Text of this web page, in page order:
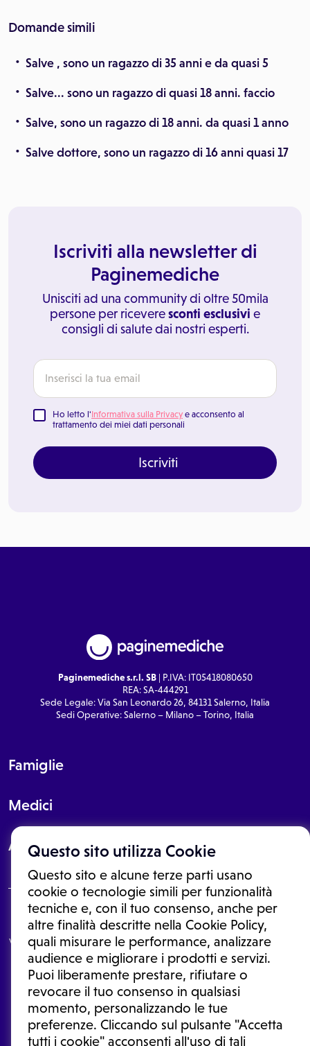
Questo sito utilizza Cookie
Questo sito e alcune terze parti usano
cookie o tecnologie simili per funzionalità
tecniche e, con il tuo consenso, anche per
altre finalità descritte nella Cookie Policy,
quali misurare le performance, analizzare
audience e migliorare i prodotti e servizi.
Puoi liberamente prestare, rifiutare o
revocare il tuo consenso in qualsiasi
momento, personalizzando le tue
preferenze. Cliccando sul pulsante "Accetta
tutti i cookie" acconsenti all'uso di tali
Domande simili
Salve , sono un ragazzo di 35 anni e da quasi 5
Salve... sono un ragazzo di quasi 18 anni. faccio
Salve, sono un ragazzo di 18 anni. da quasi 1 anno
Salve dottore, sono un ragazzo di 16 anni quasi 17
Iscriviti alla newsletter di
Paginemediche
Unisciti ad una community di oltre 50mila
persone per riceveresconti esclusivi e
consigli di salute dai nostri esperti.
Ho letto l'Informativa sulla Privacy e acconsento al
trattamento dei miei dati personali
Iscriviti
Paginemediche s.r.l. SB| P.IVA: IT05418080650
REA: SA-444291
Sede Legale: Via San Leonardo 26, 84131 Salerno, Italia
Sedi Operative: Salerno – Milano – Torino, Italia
Famiglie
Medici
About
Le informazioni proposte in questo sito non sono un consulto medico.
In nessun caso, queste informazioni sostituiscono un consulto, una
visita o una diagnosi formulata dal medico. Non si devono considerare
le informazioni disponibili come suggerimenti per la formulazione di
una diagnosi, la determinazione di un trattamento o l'assunzione o
sospensione di un farmaco senza prima consultare un medico di
medicina generale o uno specialista.
Condizioni di utilizzo|Privacy Policy |Gestione cookie
Ⓒ 2026 | Tutti i diritti riservati.